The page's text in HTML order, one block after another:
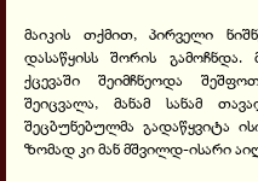
მაიკის თქმით, პირველი
დასაწყისს შორის გამოჩნდა.
ქცევაში შეიმჩნეოდა
შეიცვალა, მანამ სანამ
შეცბუნებულმა გადაწყვიტა
ზომად კი მან მშვილდ-ისარი